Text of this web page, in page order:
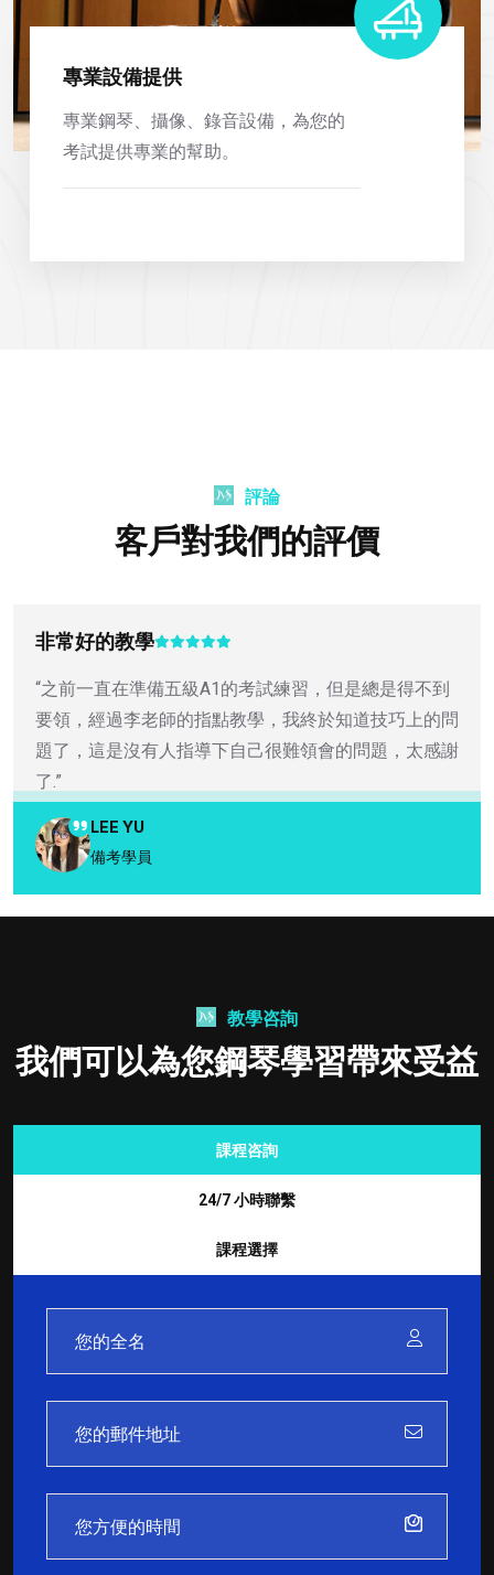
專業設備提供
專業鋼琴、攝像、錄音設備，為您的
考試提供專業的幫助。
評論
客戶對我們的評價
非常好的教學
“之前一直在準備五級A1的考試練習，但是總是得不到
要領，經過李老師的指點教學，我終於知道技巧上的問
題了，這是沒有人指導下自己很難領會的問題，太感謝
了.”
LEE YU
備考學員
教學咨詢
我們可以為您鋼琴學習帶來受益
課程咨詢
24/7 小時聯繫
課程選擇